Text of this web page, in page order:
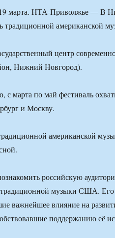
марта. НТА-Приволжье — В
традиционной американской
центр
Нижний Новгород).
марта по май фестиваль
и Москву.
американской
российскую
музыки США.
важнейшее влияние на
поддержанию её